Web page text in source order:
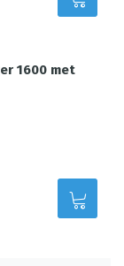
1600 met